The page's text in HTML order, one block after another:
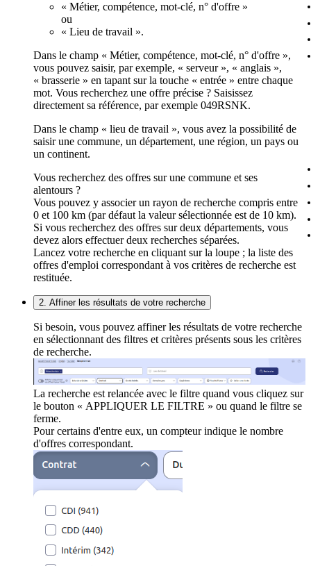
« Métier, compétence, mot-clé, n° d'offre »
ou
« Lieu de travail ».
Dans le champ « Métier, compétence, mot-clé, n° d'offre »,
vous pouvez saisir, par exemple, « serveur », « anglais »,
« brasserie » en tapant sur la touche « entrée » entre chaque
mot. Vous recherchez une offre précise ? Saisissez
directement sa référence, par exemple 049RSNK.
Dans le champ « lieu de travail », vous avez la possibilité de
saisir une commune, un département, une région, un pays ou
un continent.
Vous recherchez des offres sur une commune et ses
alentours ?
Vous pouvez y associer un rayon de recherche compris entre
0 et 100 km (par défaut la valeur sélectionnée est de 10 km).
Si vous recherchez des offres sur deux départements, vous
devez alors effectuer deux recherches séparées.
Lancez votre recherche en cliquant sur la loupe ; la liste des
offres d'emploi correspondant à vos critères de recherche est
restituée.
2. Affiner les résultats de votre recherche
Si besoin, vous pouvez affiner les résultats de votre recherche
en sélectionnant des filtres et critères présents sous les critères
de recherche.
La recherche est relancée avec le filtre quand vous cliquez sur
le bouton « APPLIQUER LE FILTRE » ou quand le filtre se
ferme.
Pour certains d'entre eux, un compteur indique le nombre
d'offres correspondant.